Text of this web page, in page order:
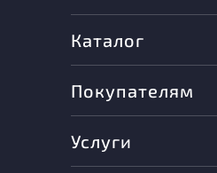
Каталог
Покупателям
Услуги